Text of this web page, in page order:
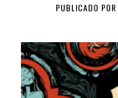
PUBLICADO POR